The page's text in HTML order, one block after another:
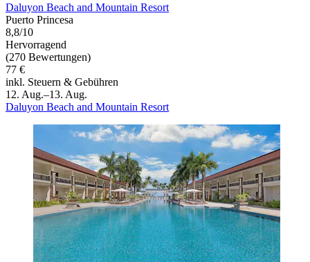
Daluyon Beach and Mountain Resort
Puerto Princesa
8,8/10
Hervorragend
(270 Bewertungen)
77 €
inkl. Steuern & Gebühren
12. Aug.–13. Aug.
Daluyon Beach and Mountain Resort